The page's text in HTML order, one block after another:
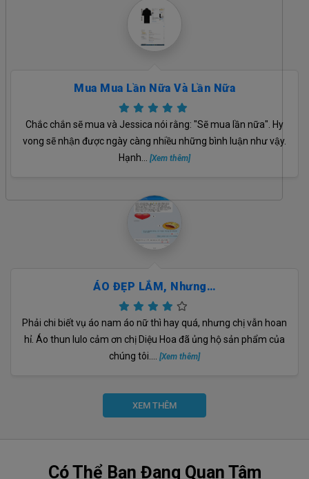
Mua Mua Lần Nữa Và Lần Nữa
Chắc chắn sẽ mua và Jessica nói rằng: "Sẽ mua lần nữa". Hy
vong sẽ nhận được ngày càng nhiều những bình luận như vậy.
Hạnh... [Xem thêm]
ÁO ĐẸP LẮM, Nhưng…
Phải chi biết vụ áo nam áo nữ thì hay quá, nhưng chị vẫn hoan
hỉ. Áo thun lulo cảm ơn chị Diệu Hoa đã ủng hộ sản phẩm của
chúng tôi.... [Xem thêm]
XEM THÊM
Có Thể Bạn Đang Quan Tâm